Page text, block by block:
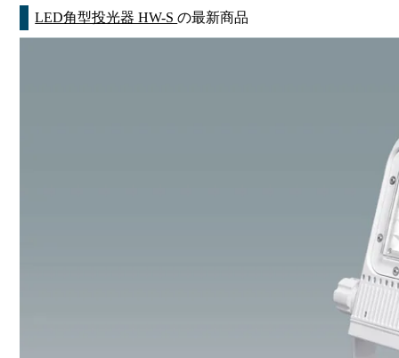
LED角型投光器 HW-Sの最新商品